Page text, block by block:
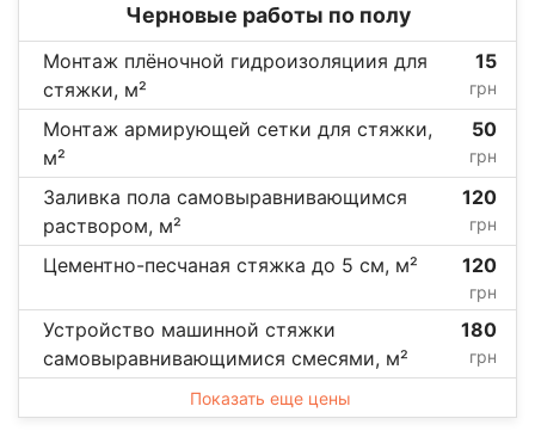
Черновые работы по полу
Монтаж плёночной гидроизоляциия для
стяжки, м²
15
грн
Монтаж армирующей сетки для стяжки,
м²
50
грн
Заливка пола самовыравнивающимся
раствором, м²
120
грн
Цементно-песчаная стяжка до 5 см, м² 120
грн
Устройство машинной стяжки
самовыравнивающимися смесями, м²
180
грн
Показать еще цены